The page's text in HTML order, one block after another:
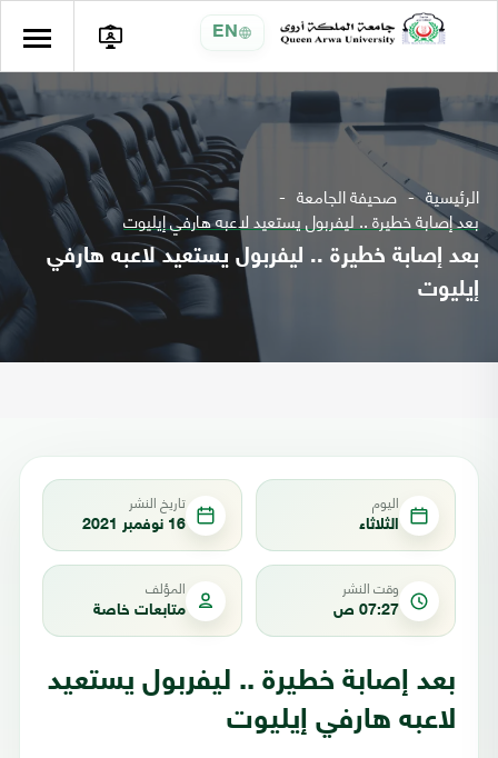
EN
الرئيسية صحيفة الجامعة
بعد إصابة خطيرة .. ليفربول يستعيد لاعبه هارفي إيليوت
بعد إصابة خطيرة .. ليفربول يستعيد لاعبه هارفي
إيليوت
اليوم
الثلاثاء
تاريخ النشر
16 نوفمبر 2021
وقت النشر
07:27 ص
المؤلف
متابعات خاصة
بعد إصابة خطيرة .. ليفربول يستعيد
لاعبه هارفي إيليوت